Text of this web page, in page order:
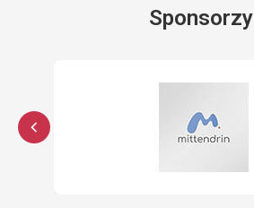
Sponsorzy